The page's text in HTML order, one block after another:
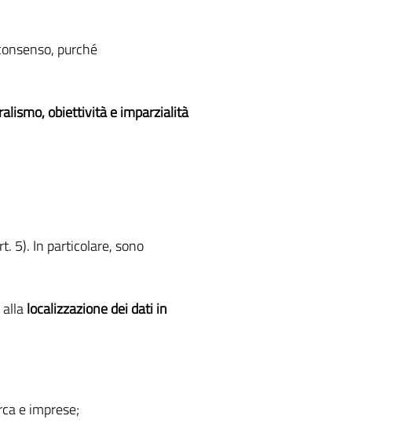
purché
obiettività e imparzialità
5). In particolare, sono
localizzazione dei dati in
e imprese;